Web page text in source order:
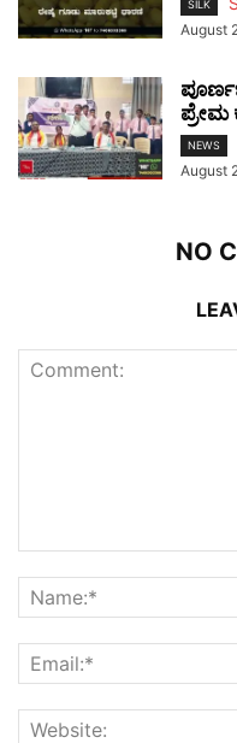
SILK
August
ಪ್ರೇಮ
NEWS
August
NO